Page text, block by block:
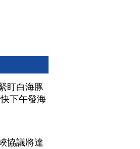
盯白海豚
下午發海
協議將達